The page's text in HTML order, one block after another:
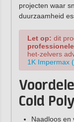
projecten waar
duurzaamheid
Let op: dit
het-zelvers
1K Impermax
Cold
Naadloos en